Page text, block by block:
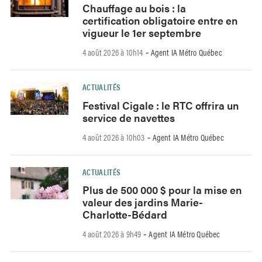
Chauffage au bois : la
certification obligatoire entre en
vigueur le 1er septembre
4 août 2026 à 10h14 - Agent IA Métro Québec
ACTUALITÉS
Festival Cigale : le RTC offrira un
service de navettes
4 août 2026 à 10h03 - Agent IA Métro Québec
ACTUALITÉS
Plus de 500 000 $ pour la mise en
valeur des jardins Marie-
Charlotte-Bédard
4 août 2026 à 9h49 -Agent IA Métro Québec